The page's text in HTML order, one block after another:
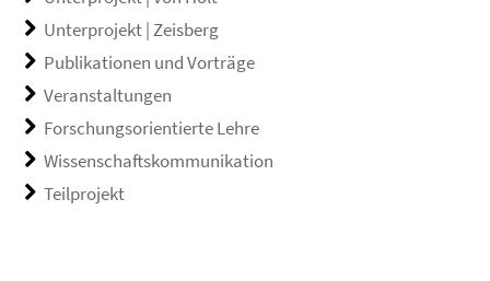
Unterprojekt | Zeisberg
Publikationen und Vorträge
Veranstaltungen
Forschungsorientierte Lehre
Wissenschaftskommunikation
Teilprojekt